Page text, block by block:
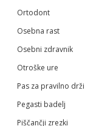
Ortodont
Osebna rast
Osebni zdravnik
Otroške ure
Pas za pravilno drži
Pegasti badelj
Piščančji zrezki